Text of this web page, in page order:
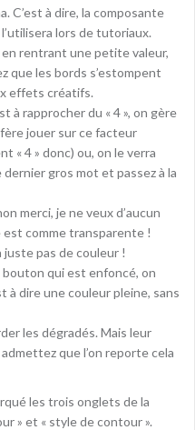
C’est à dire, la composante
lors de tutoriaux.
en rentrant une petite valeur,
que les bords s’estompent
effets créatifs.
à rapprocher du « 4 », on gère
jouer sur ce facteur
« 4 » donc) ou, on le verra
gros mot et passez à la
merci, je ne veux d’aucun
est comme transparente !
juste pas de couleur !
bouton qui est enfoncé, on
à dire une couleur pleine, sans
les dégradés. Mais leur
que l’on reporte cela
les trois onglets de la
» et « style de contour ».